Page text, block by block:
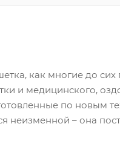
как многие до
и медицинского,
по новым
неизменной – она